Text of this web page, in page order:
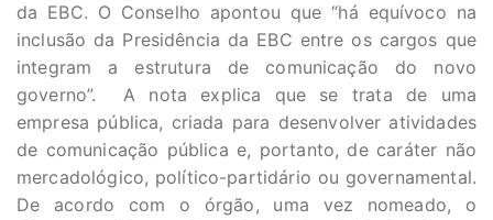
da EBC. O Conselho apontou que “há equívoco na
inclusão da Presidência da EBC entre os cargos que
integram a estrutura de comunicação do novo
governo”. A nota explica que se trata de uma
empresa pública, criada para desenvolver atividades
de comunicação pública e, portanto, de caráter não
mercadológico, político-partidário ou governamental.
De acordo com o órgão, uma vez nomeado, o